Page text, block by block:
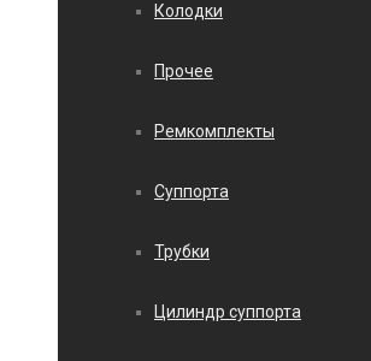
Колодки
Прочее
Ремкомплекты
Суппорта
Трубки
Цилиндр суппорта